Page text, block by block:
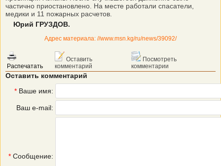
частично приостановлено. На месте работали спасатели,
медики и 11 пожарных расчетов.
Юрий ГРУЗДОВ.
Адрес материала: //www.msn.kg/ru/news/39092/
Распечатать
Оставить
комментарий
Посмотреть
комментарии
Оставить комментарий
* Ваше имя:
Ваш e-mail:
* Сообщение: